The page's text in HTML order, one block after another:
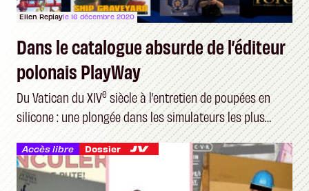
Ellen Replayle 16 décembre 2020
Dans le catalogue absurde de l’éditeur
polonais PlayWay
Du Vatican du XIVesiècle à l’entretien de poupées en
silicone : une plongée dans les simulateurs les plus
étranges du marché
Accès libre Dossier